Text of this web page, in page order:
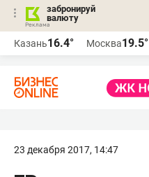
забронируй
валюту
Казань16.4° Москва19.5°
23 декабря 2017, 14:47